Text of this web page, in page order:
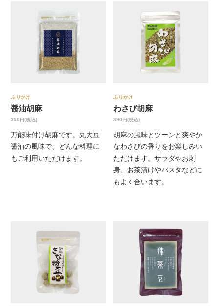
ふりかけ
醤油胡麻
390円(税込)
万能味付け胡麻です。丸大豆
醤油の風味で、どんな料理に
もご利用いただけます。
ふりかけ
わさび胡麻
390円(税込)
胡麻の風味とツーンと爽やか
なわさびの香りをお楽しみい
ただけます。サラダやお刺
身、お茶漬けやパスタなどに
もよく合います。